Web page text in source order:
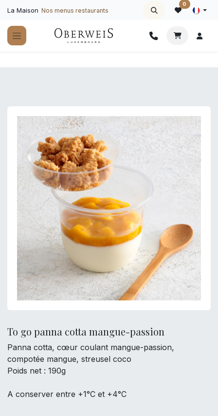
La Maison Nos menus restaurants
0
To go panna cotta mangue-passion
Panna cotta, cœur coulant mangue-passion,
compotée mangue, streusel coco
Poids net : 190g
A conserver entre +1°C et +4°C